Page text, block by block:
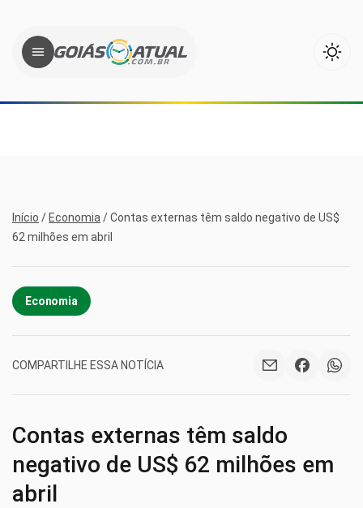
Início / Economia /Contas externas têm saldo negativo de US$
62 milhões em abril
Economia
COMPARTILHE ESSA NOTÍCIA
Contas externas têm saldo
negativo de US$ 62 milhões em
abril